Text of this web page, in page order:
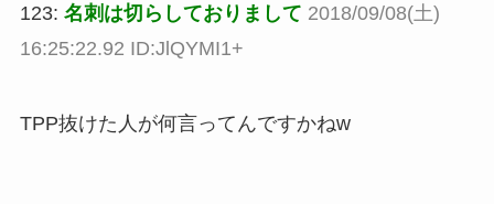
123: 名刺は切らしておりまして 2018/09/08(土)
16:25:22.92 ID:JlQYMI1+
TPP抜けた人が何言ってんですかねw